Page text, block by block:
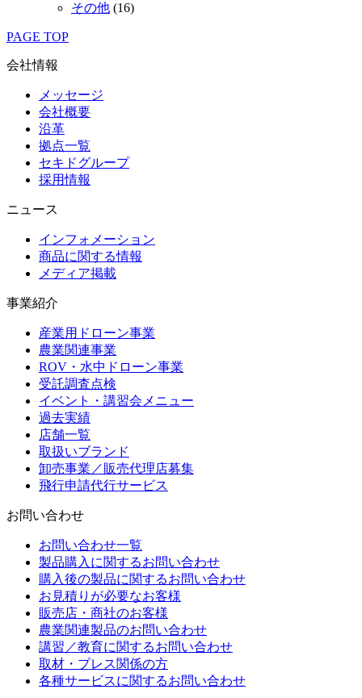
その他 (16)
PAGE TOP
会社情報
メッセージ
会社概要
沿革
拠点一覧
セキドグループ
採用情報
ニュース
インフォメーション
商品に関する情報
メディア掲載
事業紹介
産業用ドローン事業
農業関連事業
ROV・水中ドローン事業
受託調査点検
イベント・講習会メニュー
過去実績
店舗一覧
取扱いブランド
卸売事業／販売代理店募集
飛行申請代行サービス
お問い合わせ
お問い合わせ一覧
製品購入に関するお問い合わせ
購入後の製品に関するお問い合わせ
お見積りが必要なお客様
販売店・商社のお客様
農業関連製品のお問い合わせ
講習／教育に関するお問い合わせ
取材・プレス関係の方
各種サービスに関するお問い合わせ